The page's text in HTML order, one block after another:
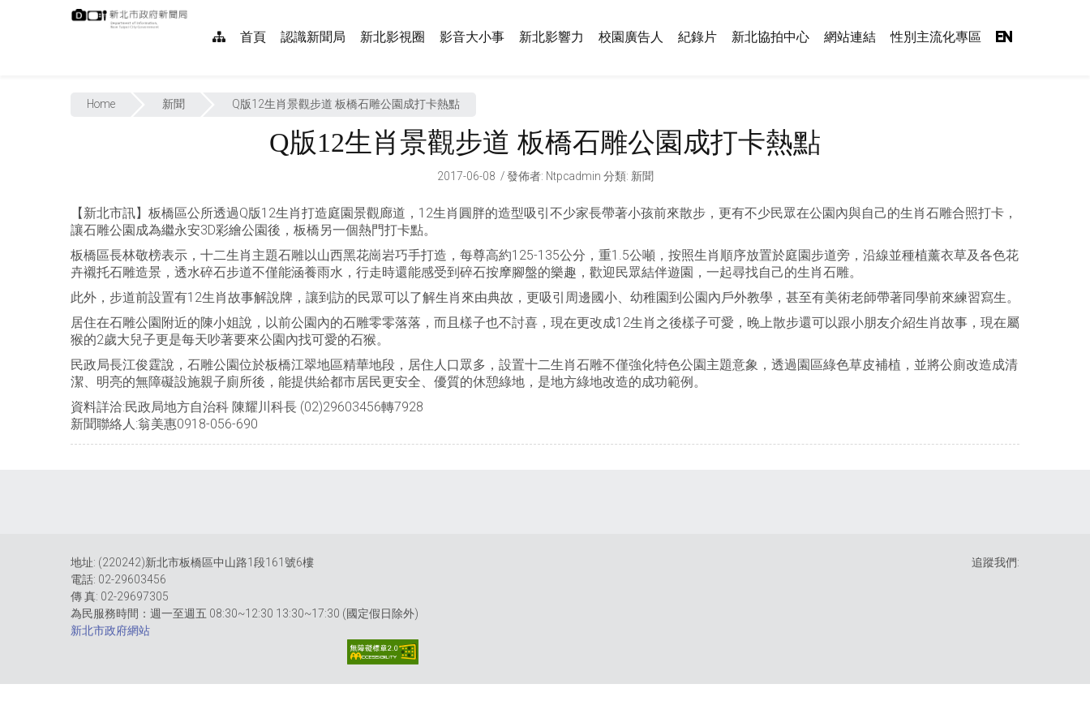
首頁 認識新聞局 新北影視圈 影音大小事 新北影響力 校園廣告人 紀錄片 新北協拍中心 網站連結 性別主流化專區 EN
Home 新聞 Q版12生肖景觀步道 板橋石雕公園成打卡熱點
Q版12生肖景觀步道 板橋石雕公園成打卡熱點
2017-06-08 發佈者: Ntpcadmin 分類: 新聞
【新北市訊】板橋區公所透過Q版12生肖打造庭園景觀廊道，12生肖圓胖的造型吸引不少家長帶著小孩前來散步，更有不少民眾在公園內與自己的生肖石雕合照打卡，
讓石雕公園成為繼永安3D彩繪公園後，板橋另一個熱門打卡點。
板橋區長林敬榜表示，十二生肖主題石雕以山西黑花崗岩巧手打造，每尊高約125-135公分，重1.5公噸，按照生肖順序放置於庭園步道旁，沿線並種植薰衣草及各色花
卉襯托石雕造景，透水碎石步道不僅能涵養雨水，行走時還能感受到碎石按摩腳盤的樂趣，歡迎民眾結伴遊園，一起尋找自己的生肖石雕。
此外，步道前設置有12生肖故事解說牌，讓到訪的民眾可以了解生肖來由典故，更吸引周邊國小、幼稚園到公園內戶外教學，甚至有美術老師帶著同學前來練習寫生。
居住在石雕公園附近的陳小姐說，以前公園內的石雕零零落落，而且樣子也不討喜，現在更改成12生肖之後樣子可愛，晚上散步還可以跟小朋友介紹生肖故事，現在屬
猴的2歲大兒子更是每天吵著要來公園內找可愛的石猴。
民政局長江俊霆說，石雕公園位於板橋江翠地區精華地段，居住人口眾多，設置十二生肖石雕不僅強化特色公園主題意象，透過園區綠色草皮補植，並將公廁改造成清
潔、明亮的無障礙設施親子廁所後，能提供給都市居民更安全、優質的休憩綠地，是地方綠地改造的成功範例。
資料詳洽:民政局地方自治科 陳耀川科長 (02)29603456轉7928
新聞聯絡人:翁美惠0918-056-690
地址: (220242)新北市板橋區中山路1段161號6樓
電話: 02-29603456
傳 真: 02-29697305
為民服務時間：週一至週五 08:30~12:30 13:30~17:30 (國定假日除外)
新北市政府網站
追蹤我們: